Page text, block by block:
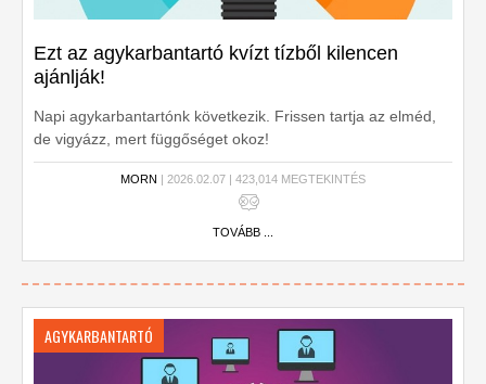
Ezt az agykarbantartó kvízt tízből kilencen
ajánlják!
Napi agykarbantartónk következik. Frissen tartja az elméd,
de vigyázz, mert függőséget okoz!
MORN | 2026.02.07 | 423,014 MEGTEKINTÉS
TOVÁBB ...
AGYKARBANTARTÓ